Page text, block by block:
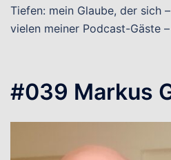
Tiefen: mein Glaube, der sich
vielen meiner Podcast-Gäste
#039 Markus